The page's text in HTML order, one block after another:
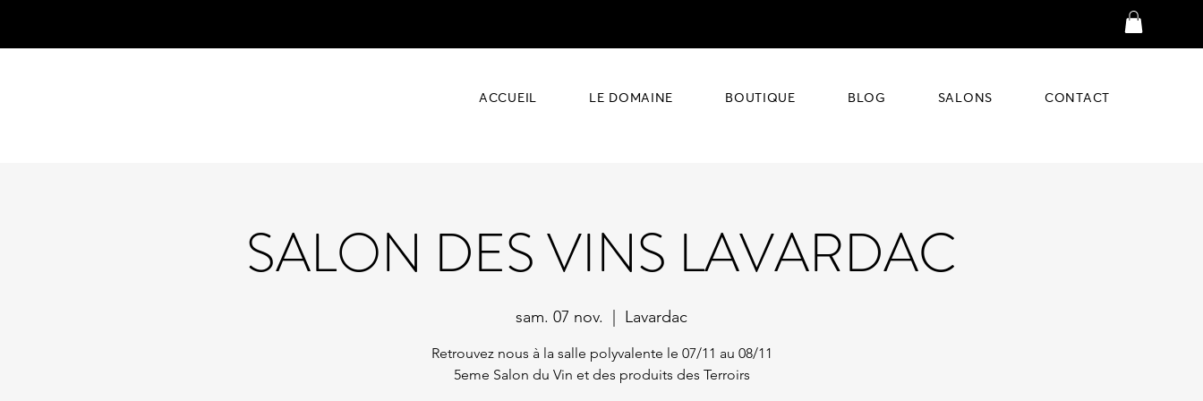
ACCUEIL LE DOMAINE BOUTIQUE BLOG SALONS CONTACT
SALON DES VINS LAVARDAC
sam. 07 nov. Lavardac
Retrouvez nous à la salle polyvalente le 07/11 au 08/11
5eme Salon du Vin et des produits des Terroirs